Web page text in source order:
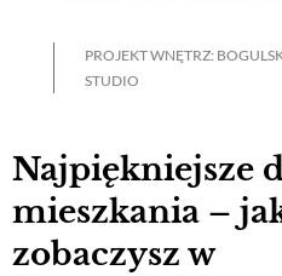
PROJEKT WNĘTRZ:
STUDIO
Najpiękniejsze
mieszkania –
zobaczysz w